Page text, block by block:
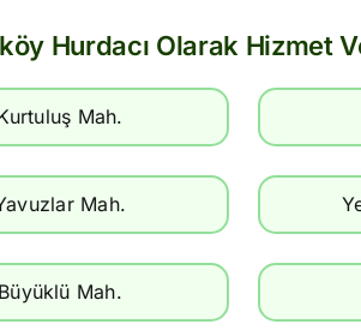
Hurdacı Olarak Hizmet
Mah.
Mah.
Büyüklü Mah.